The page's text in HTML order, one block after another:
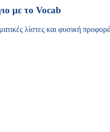
με το Vocab
λίστες και φυσική προφορά